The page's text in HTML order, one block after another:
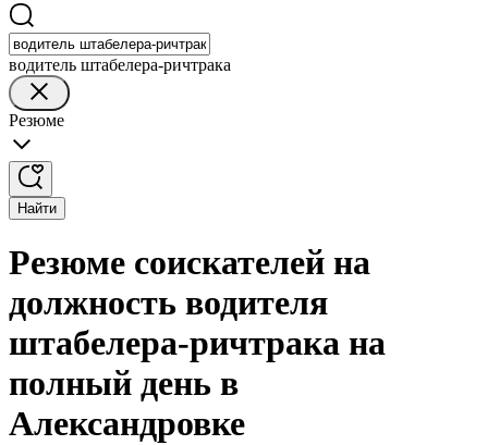
водитель штабелера-ричтрака
Резюме
Найти
Резюме соискателей на
должность водителя
штабелера-ричтрака на
полный день в
Александровке